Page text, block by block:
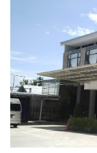
Belitung Image #1